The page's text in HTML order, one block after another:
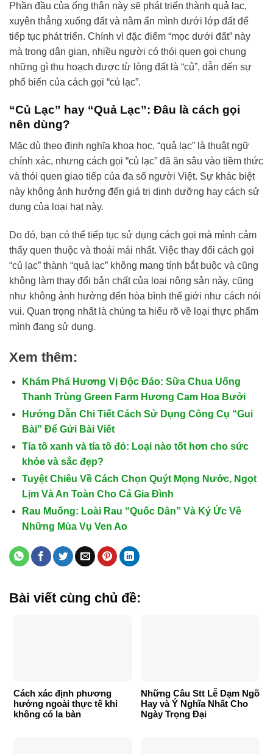
Phần đầu của ống thân này sẽ phát triển thành quả lạc,
xuyên thẳng xuống đất và nằm ẩn mình dưới lớp đất để
tiếp tục phát triển. Chính vì đặc điểm “mọc dưới đất” này
mà trong dân gian, nhiều người có thói quen gọi chung
những gì thu hoạch được từ lòng đất là “củ”, dẫn đến sự
phổ biến của cách gọi “củ lạc”.
“Củ Lạc” hay “Quả Lạc”: Đâu là cách gọi
nên dùng?
Mặc dù theo định nghĩa khoa học, “quả lạc” là thuật ngữ
chính xác, nhưng cách gọi “củ lạc” đã ăn sâu vào tiềm thức
và thói quen giao tiếp của đa số người Việt. Sự khác biệt
này không ảnh hưởng đến giá trị dinh dưỡng hay cách sử
dụng của loại hạt này.
Do đó, bạn có thể tiếp tục sử dụng cách gọi mà mình cảm
thấy quen thuộc và thoải mái nhất. Việc thay đổi cách gọi
“củ lạc” thành “quả lạc” không mang tính bắt buộc và cũng
không làm thay đổi bản chất của loại nông sản này, cũng
như không ảnh hưởng đến hòa bình thế giới như cách nói
vui. Quan trọng nhất là chúng ta hiểu rõ về loại thực phẩm
mình đang sử dụng.
Xem thêm:
Khám Phá Hương Vị Độc Đáo: Sữa Chua Uống
Thanh Trùng Green Farm Hương Cam Hoa Bưởi
Hướng Dẫn Chi Tiết Cách Sử Dụng Công Cụ “Gui
Bài” Để Gửi Bài Viết
Tía tô xanh và tía tô đỏ: Loại nào tốt hơn cho sức
khỏe và sắc đẹp?
Tuyệt Chiêu Về Cách Chọn Quýt Mọng Nước, Ngọt
Lịm Và An Toàn Cho Cả Gia Đình
Rau Muống: Loài Rau “Quốc Dân” Và Ký Ức Về
Những Mùa Vụ Ven Ao
Bài viết cùng chủ đề:
Cách xác định phương
hướng ngoài thực tế khi
không có la bàn
Những Câu Stt Lễ Dạm Ngõ
Hay và Ý Nghĩa Nhất Cho
Ngày Trọng Đại